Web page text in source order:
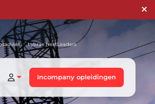
Lybrae NextLeaders
Incompany opleidingen